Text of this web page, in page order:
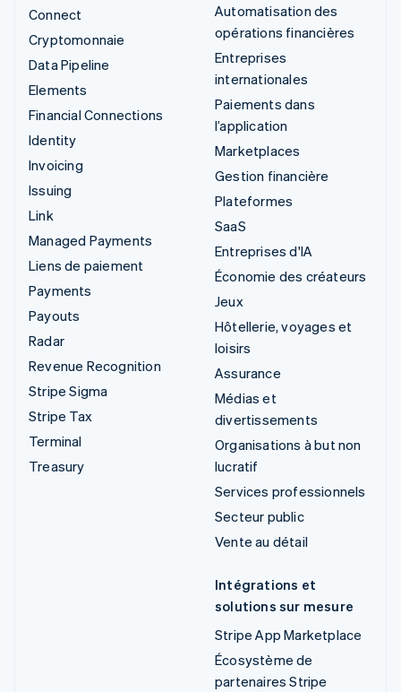
Connect
Cryptomonnaie
Data Pipeline
Elements
Financial Connections
Identity
Invoicing
Issuing
Link
Managed Payments
Liens de paiement
Payments
Payouts
Radar
Revenue Recognition
Stripe Sigma
Stripe Tax
Terminal
Treasury
Automatisation des
opérations financières
Entreprises
internationales
Paiements dans
l’application
Marketplaces
Gestion financière
Plateformes
SaaS
Entreprises d'IA
Économie des créateurs
Jeux
Hôtellerie, voyages et
loisirs
Assurance
Médias et
divertissements
Organisations à but non
lucratif
Services professionnels
Secteur public
Vente au détail
Intégrations et
solutions sur mesure
Stripe App Marketplace
Écosystème de
partenaires Stripe